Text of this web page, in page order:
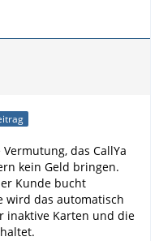
das CallYa
kein Geld bringen.
Kunde bucht
wird das automatisch
inaktive Karten und die